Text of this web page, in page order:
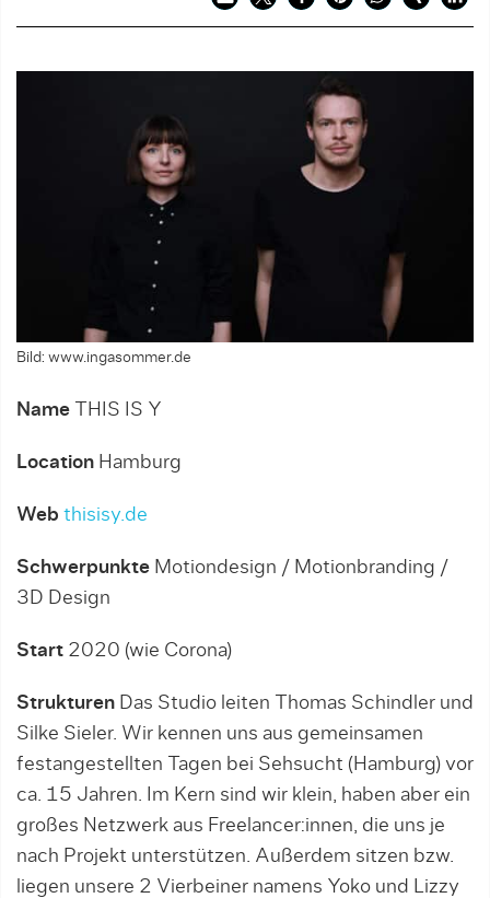
Bild: www.ingasommer.de
Name THIS IS Y
Location Hamburg
Web thisisy.de
Schwerpunkte Motiondesign / Motionbranding /
3D Design
Start 2020 (wie Corona)
Strukturen Das Studio leiten Thomas Schindler und
Silke Sieler. Wir kennen uns aus gemeinsamen
festangestellten Tagen bei Sehsucht (Hamburg) vor
ca. 15 Jahren. Im Kern sind wir klein, haben aber ein
großes Netzwerk aus Freelancer:innen, die uns je
nach Projekt unterstützen. Außerdem sitzen bzw.
liegen unsere 2 Vierbeiner namens Yoko und Lizzy